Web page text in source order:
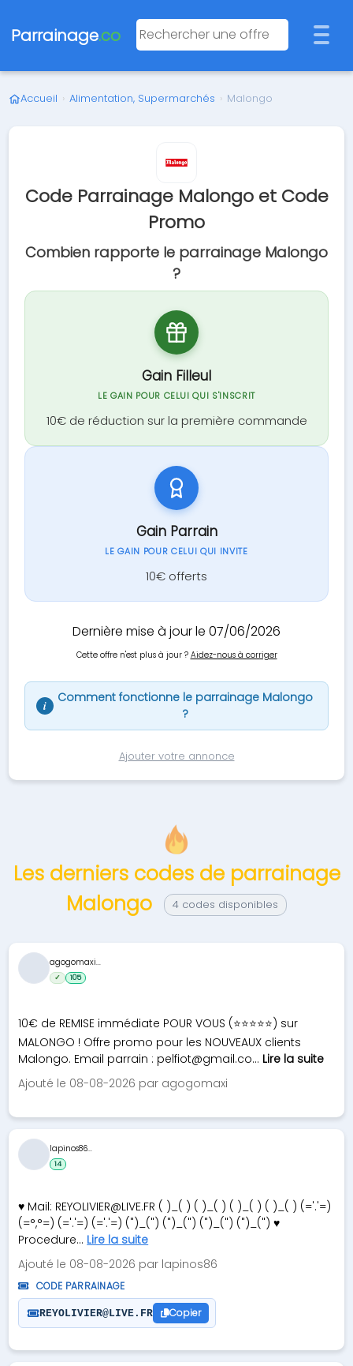
Parrainage.co
Accueil › Alimentation, Supermarchés › Malongo
Code Parrainage Malongo et Code
Promo
Combien rapporte le parrainage Malongo
?
Gain Filleul
LE GAIN POUR CELUI QUI S'INSCRIT
10€ de réduction sur la première commande
Gain Parrain
LE GAIN POUR CELUI QUI INVITE
10€ offerts
Dernière mise à jour le 07/06/2026
Cette offre n'est plus à jour ? Aidez-nous à corriger
i
Comment fonctionne le parrainage Malongo
?
Ajouter votre annonce
Les derniers codes de parrainage
Malongo
4 codes disponibles
10€ de REMISE immédiate POUR VOUS (⭐⭐⭐⭐⭐) sur
MALONGO ! Offre promo pour les NOUVEAUX clients
Malongo. Email parrain : pelfiot@gmail.co... Lire la suite
Ajouté le 08-08-2026 par agogomaxi
agogomaxi...
✓ 105
♥ Mail: REYOLIVIER@LIVE.FR ( )_( ) ( )_( ) ( )_( ) ( )_( ) (='.'=)
(=°,°=) (='.'=) (='.'=) (")_(") (")_(") (")_(") (")_(") ♥
Procedure... Lire la suite
Ajouté le 08-08-2026 par lapinos86
CODE PARRAINAGE
REYOLIVIER@LIVE.FR Copier
lapinos86...
14